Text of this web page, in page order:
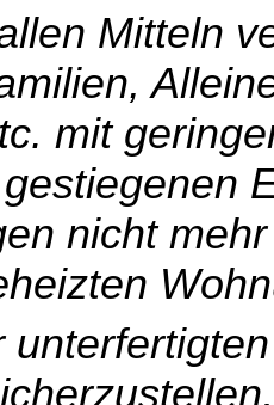
Mitteln
mit
nicht